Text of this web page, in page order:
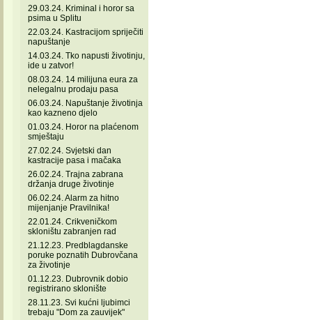
29.03.24. Kriminal i horor sa
psima u Splitu
22.03.24. Kastracijom spriječiti
napuštanje
14.03.24. Tko napusti životinju,
ide u zatvor!
08.03.24. 14 milijuna eura za
nelegalnu prodaju pasa
06.03.24. Napuštanje životinja
kao kazneno djelo
01.03.24. Horor na plaćenom
smještaju
27.02.24. Svjetski dan
kastracije pasa i mačaka
26.02.24. Trajna zabrana
držanja druge životinje
06.02.24. Alarm za hitno
mijenjanje Pravilnika!
22.01.24. Crikveničkom
skloništu zabranjen rad
21.12.23. Predblagdanske
poruke poznatih Dubrovčana
za životinje
01.12.23. Dubrovnik dobio
registrirano sklonište
28.11.23. Svi kućni ljubimci
trebaju "Dom za zauvijek"